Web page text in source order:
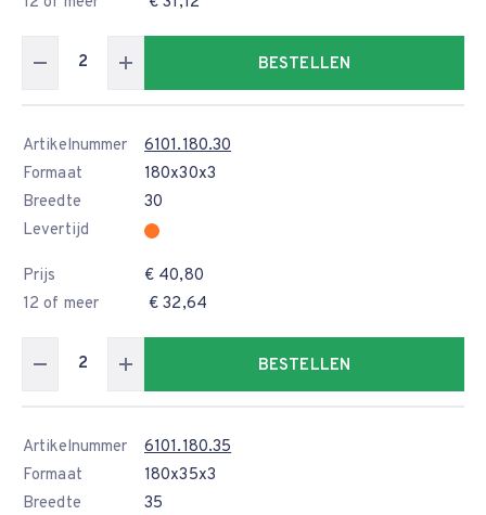
BESTELLEN
Artikelnummer
6101.180.30
Formaat
180x30x3
Breedte
30
Levertijd
Prijs
€ 40,80
12 of meer
€ 32,64
BESTELLEN
Artikelnummer
6101.180.35
Formaat
180x35x3
Breedte
35